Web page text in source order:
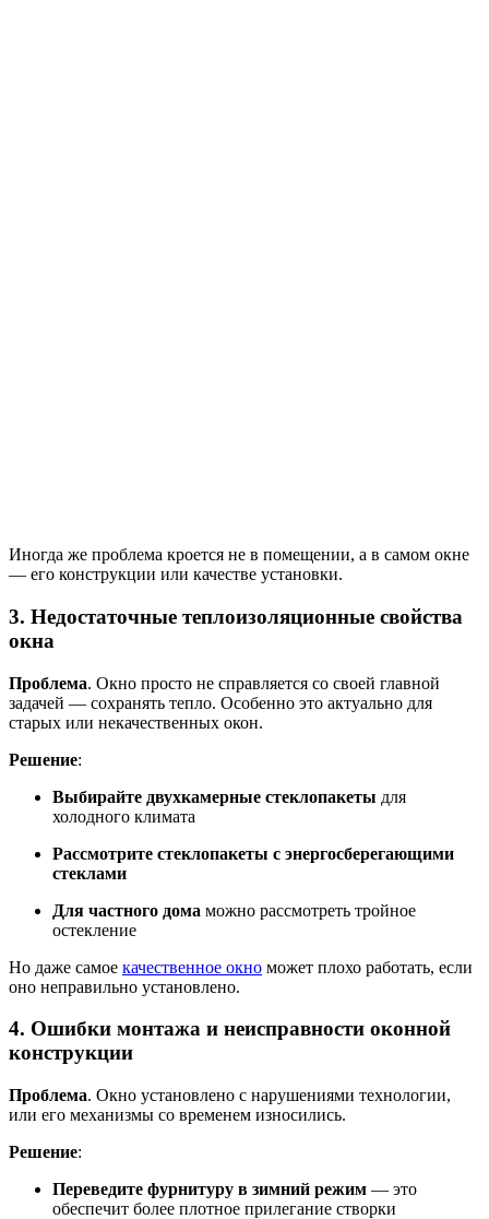
Иногда же проблема кроется не в помещении, а в самом окне
— его конструкции или качестве установки.
3. Недостаточные теплоизоляционные свойства
окна
Проблема. Окно просто не справляется со своей главной
задачей — сохранять тепло. Особенно это актуально для
старых или некачественных окон.
Решение:
Выбирайте двухкамерные стеклопакеты для
холодного климата
Рассмотрите стеклопакеты с энергосберегающими
стеклами
Для частного дома можно рассмотреть тройное
остекление
Но даже самое качественное окно может плохо работать, если
оно неправильно установлено.
4. Ошибки монтажа и неисправности оконной
конструкции
Проблема. Окно установлено с нарушениями технологии,
или его механизмы со временем износились.
Решение:
Переведите фурнитуру в зимний режим — это
обеспечит более плотное прилегание створки